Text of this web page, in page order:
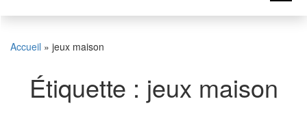
Accueil » jeux maison
Étiquette : jeux maison